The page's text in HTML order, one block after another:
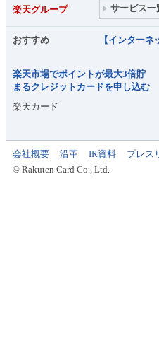
楽天グループ サービス一
おすすめ 【インター
楽天市場でポイントが最大3倍貯
まるクレジットカードを申し込む
楽天カード
会社概要 沿革 IR資料 プレス
© Rakuten Card Co., Ltd.